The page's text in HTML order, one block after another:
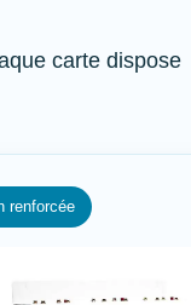
carte dispose
renforcée